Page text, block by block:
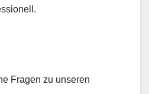
Fragen zu unseren